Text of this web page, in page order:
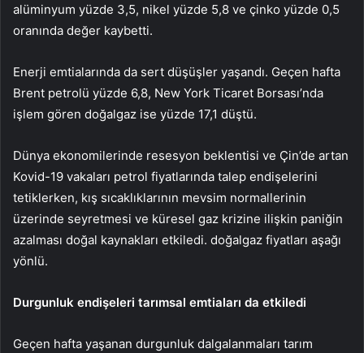
alüminyum yüzde 3,5, nikel yüzde 5,8 ve çinko yüzde 0,5
oranında değer kaybetti.
Enerji emtialarında da sert düşüşler yaşandı. Geçen hafta
Brent petrolü yüzde 6,8, New York Ticaret Borsası’nda
işlem gören doğalgaz ise yüzde 17,1 düştü.
Dünya ekonomilerinde resesyon beklentisi ve Çin’de artan
Kovid-19 vakaları petrol fiyatlarında talep endişelerini
tetiklerken, kış sıcaklıklarının mevsim normallerinin
üzerinde seyretmesi ve küresel gaz krizine ilişkin paniğin
azalması doğal kaynakları etkiledi. doğalgaz fiyatları aşağı
yönlü.
Durgunluk endişeleri tarımsal emtiaları da etkiledi
Geçen hafta yaşanan durgunluk dalgalanmaları tarım